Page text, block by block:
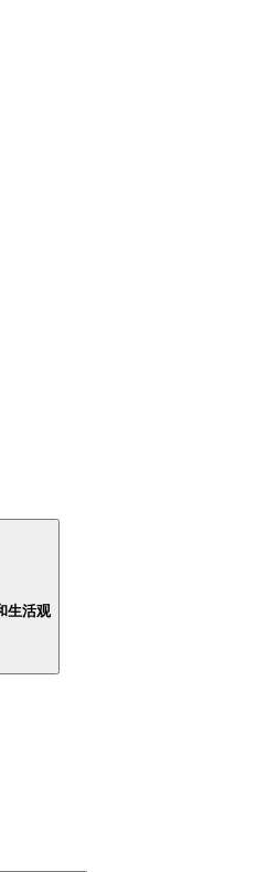
生活观